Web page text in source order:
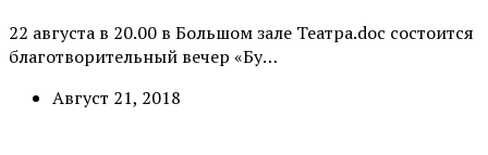
22 августа в 20.00 в Большом зале Театра.doc состоится
благотворительный вечер «Бу…
Август 21, 2018